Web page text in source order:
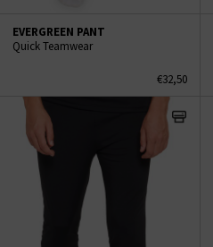
EVERGREEN PANT
Quick Teamwear
€32,50